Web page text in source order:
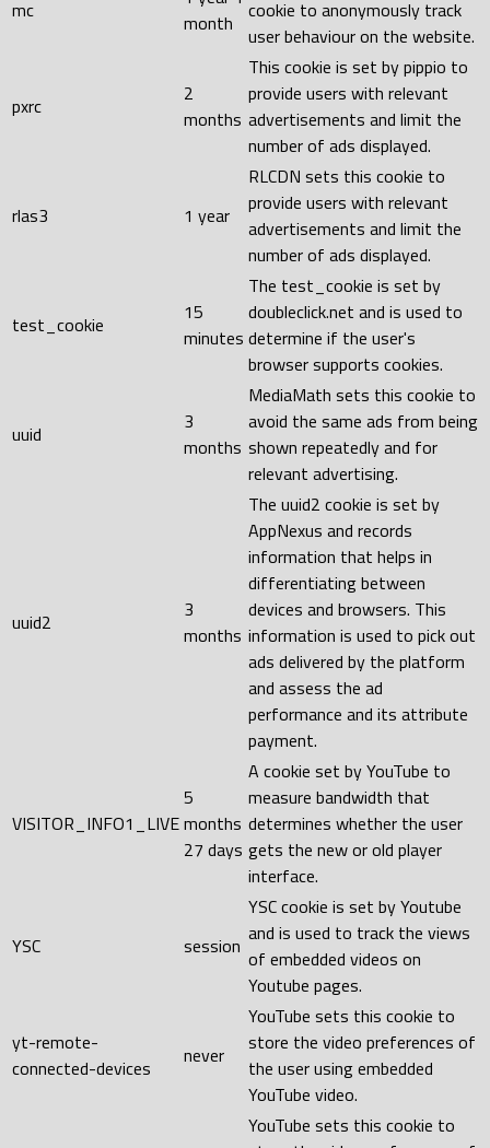
mc
month
cookie to anonymously track
user behaviour on the website.
pxrc
2
months
This cookie is set by pippio to
provide users with relevant
advertisements and limit the
number of ads displayed.
rlas3 1 year
RLCDN sets this cookie to
provide users with relevant
advertisements and limit the
number of ads displayed.
test_cookie
15
minutes
The test_cookie is set by
doubleclick.net and is used to
determine if the user's
browser supports cookies.
uuid
3
months
MediaMath sets this cookie to
avoid the same ads from being
shown repeatedly and for
relevant advertising.
uuid2
3
months
The uuid2 cookie is set by
AppNexus and records
information that helps in
differentiating between
devices and browsers. This
information is used to pick out
ads delivered by the platform
and assess the ad
performance and its attribute
payment.
VISITOR_INFO1_LIVE
5
months
27 days
A cookie set by YouTube to
measure bandwidth that
determines whether the user
gets the new or old player
interface.
YSC session
YSC cookie is set by Youtube
and is used to track the views
of embedded videos on
Youtube pages.
yt-remote-
connected-devices
never
YouTube sets this cookie to
store the video preferences of
the user using embedded
YouTube video.
YouTube sets this cookie to